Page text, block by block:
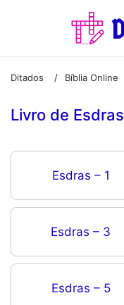
Ditados / Bíblia Online
Livro de Esdras
Esdras – 1
Esdras – 3
Esdras – 5